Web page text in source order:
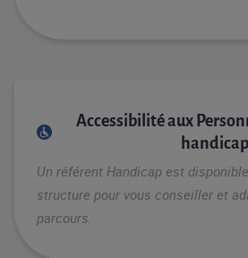
Accessibilité aux
handicap
Un référent Handicap est
structure pour vous conseiller et
parcours.